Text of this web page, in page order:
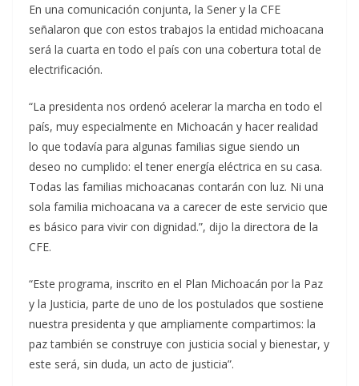
En una comunicación conjunta, la Sener y la CFE
señalaron que con estos trabajos la entidad michoacana
será la cuarta en todo el país con una cobertura total de
electrificación.
“La presidenta nos ordenó acelerar la marcha en todo el
país, muy especialmente en Michoacán y hacer realidad
lo que todavía para algunas familias sigue siendo un
deseo no cumplido: el tener energía eléctrica en su casa.
Todas las familias michoacanas contarán con luz. Ni una
sola familia michoacana va a carecer de este servicio que
es básico para vivir con dignidad.”, dijo la directora de la
CFE.
“Este programa, inscrito en el Plan Michoacán por la Paz
y la Justicia, parte de uno de los postulados que sostiene
nuestra presidenta y que ampliamente compartimos: la
paz también se construye con justicia social y bienestar, y
este será, sin duda, un acto de justicia”.